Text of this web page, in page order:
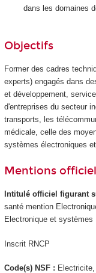
dans les domaines
Objectifs
Former des cadres
experts) engagés dans
et développement,
d'entreprises du secteur
transports, les
médicale, celle des
systèmes électroniques
Mentions
Intitulé officiel figurant
santé mention
Electronique et systèmes
Inscrit RNCP
Code(s) NSF :